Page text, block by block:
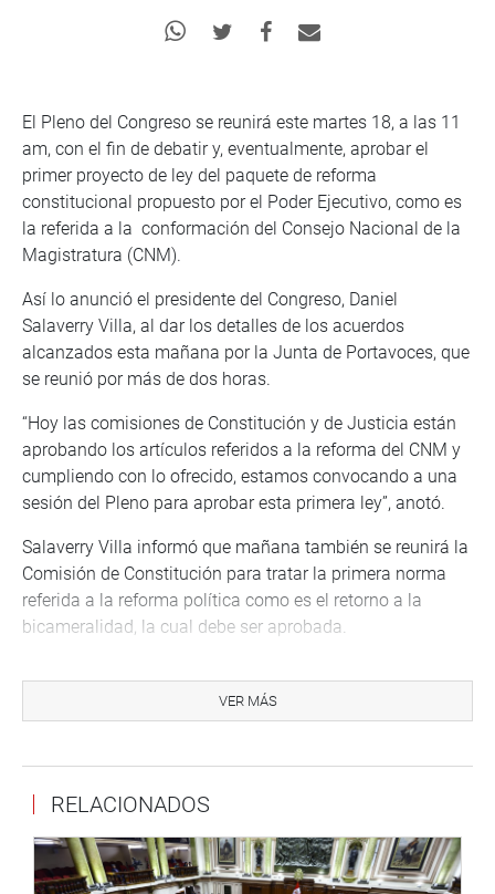
El Pleno del Congreso se reunirá este martes 18, a las 11
am, con el fin de debatir y, eventualmente, aprobar el
primer proyecto de ley del paquete de reforma
constitucional propuesto por el Poder Ejecutivo, como es
la referida a la conformación del Consejo Nacional de la
Magistratura (CNM).
Así lo anunció el presidente del Congreso, Daniel
Salaverry Villa, al dar los detalles de los acuerdos
alcanzados esta mañana por la Junta de Portavoces, que
se reunió por más de dos horas.
“Hoy las comisiones de Constitución y de Justicia están
aprobando los artículos referidos a la reforma del CNM y
cumpliendo con lo ofrecido, estamos convocando a una
sesión del Pleno para aprobar esta primera ley”, anotó.
Salaverry Villa informó que mañana también se reunirá la
Comisión de Constitución para tratar la primera norma
referida a la reforma política como es el retorno a la
bicameralidad, la cual debe ser aprobada.
nuestro compromiso. Si mañana nos llega ese dictamen,
ampliaremos la agenda del Pleno y trataremos ambos
CUESTIÓN DE CONFIANZA
El titular del Parlamento también se refirió al decreto
VER MÁS
RELACIONADOS